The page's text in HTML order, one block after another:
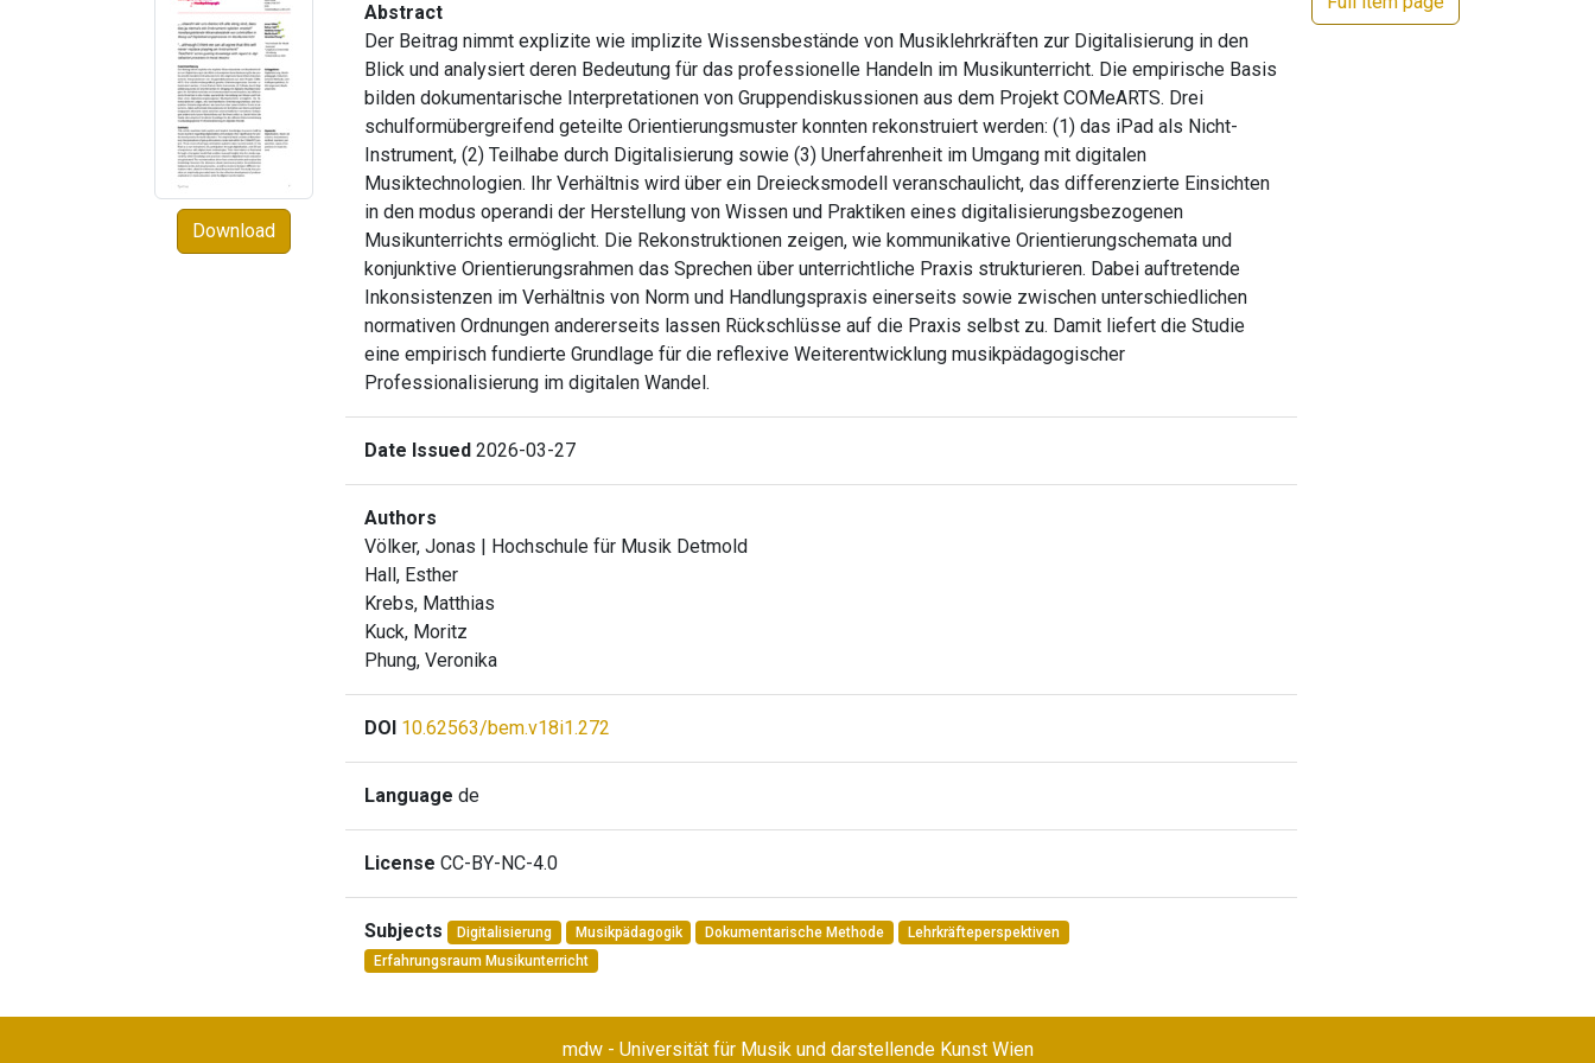
Download
Abstract
Der Beitrag nimmt explizite wie implizite Wissensbestände von Musiklehrkräften zur Digitalisierung in den
Blick und analysiert deren Bedeutung für das professionelle Handeln im Musikunterricht. Die empirische Basis
bilden dokumentarische Interpretationen von Gruppendiskussionen aus dem Projekt COMeARTS. Drei
schulformübergreifend geteilte Orientierungsmuster konnten rekonstruiert werden: (1) das iPad als Nicht-
Instrument, (2) Teilhabe durch Digitalisierung sowie (3) Unerfahrenheit im Umgang mit digitalen
Musiktechnologien. Ihr Verhältnis wird über ein Dreiecksmodell veranschaulicht, das differenzierte Einsichten
in den modus operandi der Herstellung von Wissen und Praktiken eines digitalisierungsbezogenen
Musikunterrichts ermöglicht. Die Rekonstruktionen zeigen, wie kommunikative Orientierungschemata und
konjunktive Orientierungsrahmen das Sprechen über unterrichtliche Praxis strukturieren. Dabei auftretende
Inkonsistenzen im Verhältnis von Norm und Handlungspraxis einerseits sowie zwischen unterschiedlichen
normativen Ordnungen andererseits lassen Rückschlüsse auf die Praxis selbst zu. Damit liefert die Studie
eine empirisch fundierte Grundlage für die reflexive Weiterentwicklung musikpädagogischer
Professionalisierung im digitalen Wandel.
Date Issued 2026-03-27
Authors
Völker, Jonas | Hochschule für Musik Detmold
Hall, Esther
Krebs, Matthias
Kuck, Moritz
Phung, Veronika
DOI 10.62563/bem.v18i1.272
Language de
License CC-BY-NC-4.0
Subjects Digitalisierung Musikpädagogik Dokumentarische Methode
Lehrkräfteperspektiven
Erfahrungsraum Musikunterricht
mdw - Universität für Musik und darstellende Kunst Wien